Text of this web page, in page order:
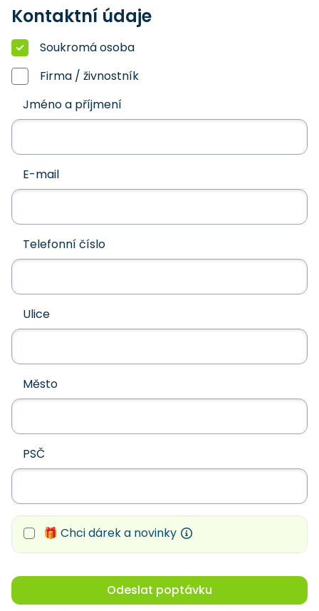
Kontaktní údaje
Soukromá osoba
Firma / živnostník
Jméno a příjmení
E-mail
Telefonní číslo
Ulice
Město
PSČ
🎁 Chci dárek a novinky
Odeslat poptávku